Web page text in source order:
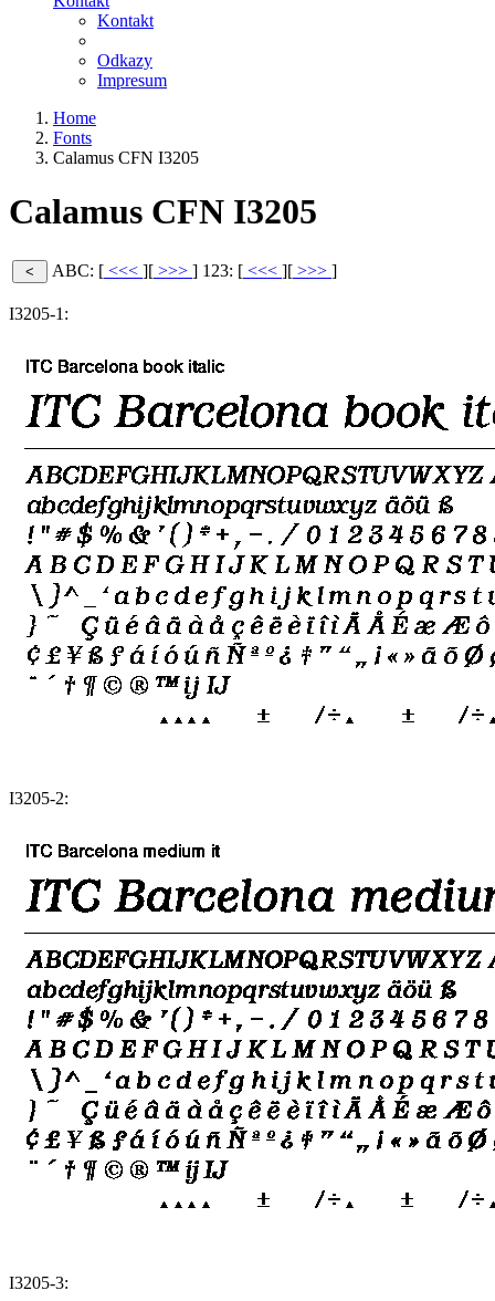
Kontakt
Odkazy
Impresum
Home
Fonts
Calamus CFN I3205
Calamus CFN I3205
ABC: [ <<< ][ >>> ] 123: [ <<< ][ >>> ]
I3205-1:
I3205-2:
I3205-3: